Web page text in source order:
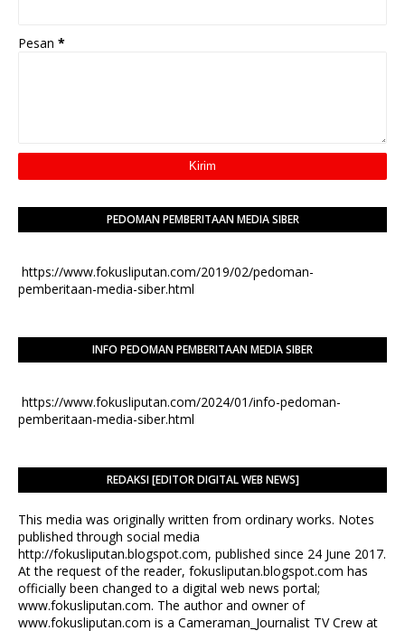
Pesan *
PEDOMAN PEMBERITAAN MEDIA SIBER
https://www.fokusliputan.com/2019/02/pedoman-
pemberitaan-media-siber.html
INFO PEDOMAN PEMBERITAAN MEDIA SIBER
https://www.fokusliputan.com/2024/01/info-pedoman-
pemberitaan-media-siber.html
REDAKSI [EDITOR DIGITAL WEB NEWS]
This media was originally written from ordinary works. Notes
published through social media
http://fokusliputan.blogspot.com, published since 24 June 2017.
At the request of the reader, fokusliputan.blogspot.com has
officially been changed to a digital web news portal;
www.fokusliputan.com. The author and owner of
www.fokusliputan.com is a Cameraman_Journalist TV Crew at